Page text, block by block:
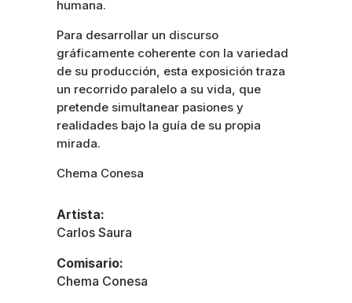
humana.
Para desarrollar un discurso
gráficamente coherente con la variedad
de su producción, esta exposición traza
un recorrido paralelo a su vida, que
pretende simultanear pasiones y
realidades bajo la guía de su propia
mirada.
Chema Conesa
Artista:
Carlos Saura
Comisario:
Chema Conesa